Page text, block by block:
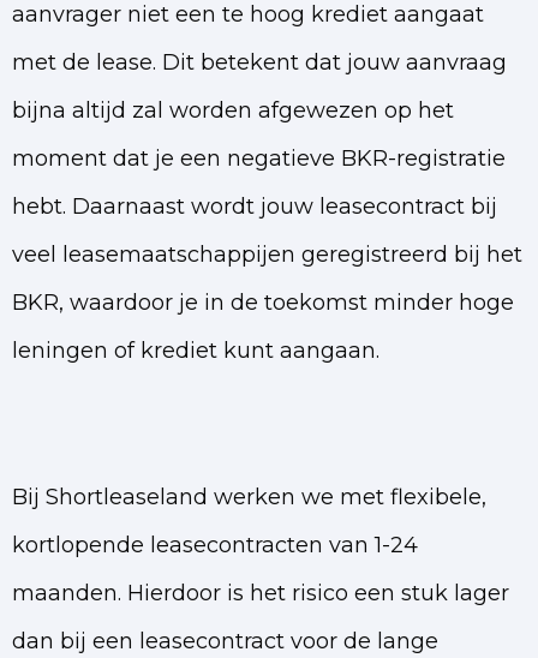
aanvrager niet een te hoog krediet aangaat
met de lease. Dit betekent dat jouw aanvraag
bijna altijd zal worden afgewezen op het
moment dat je een negatieve BKR-registratie
hebt. Daarnaast wordt jouw leasecontract bij
veel leasemaatschappijen geregistreerd bij het
BKR, waardoor je in de toekomst minder hoge
leningen of krediet kunt aangaan.
Bij Shortleaseland werken we met flexibele,
kortlopende leasecontracten van 1-24
maanden. Hierdoor is het risico een stuk lager
dan bij een leasecontract voor de lange